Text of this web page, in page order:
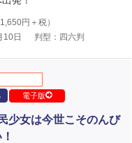
1,650円＋税）
10日
判型：四六判
電子版
少女は今世こそのんび